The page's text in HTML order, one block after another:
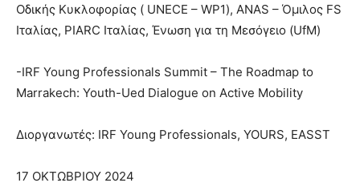
Οδικής Κυκλοφορίας ( UNECE – WP1), ANAS – Όμιλος FS
Ιταλίας, PIARC Ιταλίας, Ένωση για τη Μεσόγειο (UfM)
-IRF Young Professionals Summit – The Roadmap to
Marrakech: Youth-Ued Dialogue on Active Mobility
Διοργανωτές: IRF Young Professionals, YOURS, EASST
17 ΟΚΤΩΒΡΙΟΥ 2024